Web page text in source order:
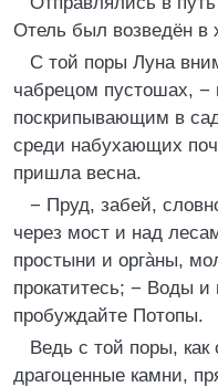
Отель был возведён в
С той поры Луна
чабрецом пустошах, −
поскрипывающим в
среди набухающих
пришла весна.
− Пруд, забей,
через мост и над
простыни и оргàны,
прокатитесь; − Воды
пробуждайте Потопы.
Ведь с той поры,
драгоценные камни,